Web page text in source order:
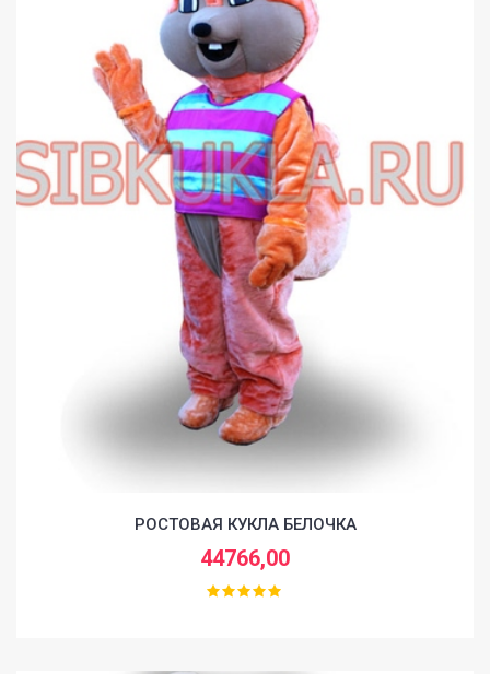
РОСТОВАЯ КУКЛА БЕЛОЧКА
44766,00